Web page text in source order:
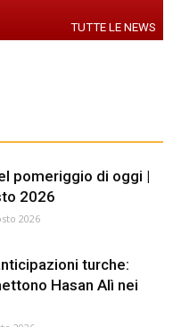
TUTTE LE NEWS
pomeriggio di oggi |
2026
2026
turche:
Hasan Alì nei